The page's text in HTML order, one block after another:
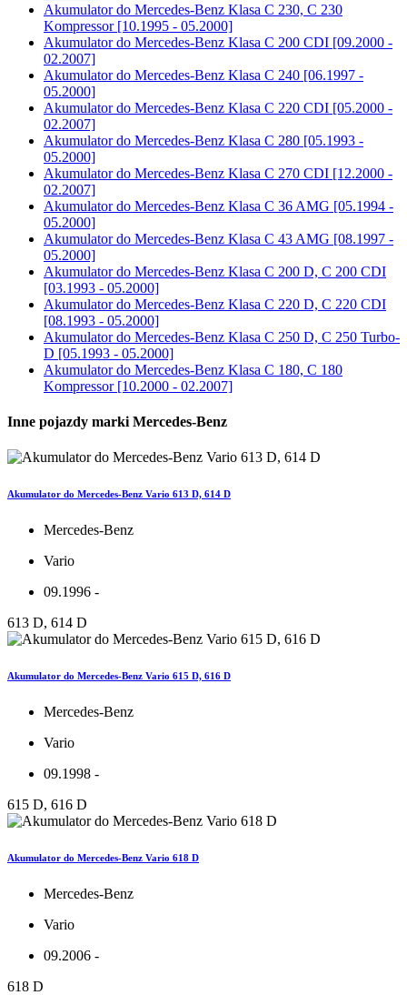
Akumulator do Mercedes-Benz Klasa C 230, C 230
Kompressor [10.1995 - 05.2000]
Akumulator do Mercedes-Benz Klasa C 200 CDI [09.2000 -
02.2007]
Akumulator do Mercedes-Benz Klasa C 240 [06.1997 -
05.2000]
Akumulator do Mercedes-Benz Klasa C 220 CDI [05.2000 -
02.2007]
Akumulator do Mercedes-Benz Klasa C 280 [05.1993 -
05.2000]
Akumulator do Mercedes-Benz Klasa C 270 CDI [12.2000 -
02.2007]
Akumulator do Mercedes-Benz Klasa C 36 AMG [05.1994 -
05.2000]
Akumulator do Mercedes-Benz Klasa C 43 AMG [08.1997 -
05.2000]
Akumulator do Mercedes-Benz Klasa C 200 D, C 200 CDI
[03.1993 - 05.2000]
Akumulator do Mercedes-Benz Klasa C 220 D, C 220 CDI
[08.1993 - 05.2000]
Akumulator do Mercedes-Benz Klasa C 250 D, C 250 Turbo-
D [05.1993 - 05.2000]
Akumulator do Mercedes-Benz Klasa C 180, C 180
Kompressor [10.2000 - 02.2007]
Inne pojazdy marki Mercedes-Benz
Akumulator do Mercedes-Benz Vario 613 D, 614 D
Mercedes-Benz
Vario
09.1996 -
613 D, 614 D
Akumulator do Mercedes-Benz Vario 615 D, 616 D
Mercedes-Benz
Vario
09.1998 -
615 D, 616 D
Akumulator do Mercedes-Benz Vario 618 D
Mercedes-Benz
Vario
09.2006 -
618 D